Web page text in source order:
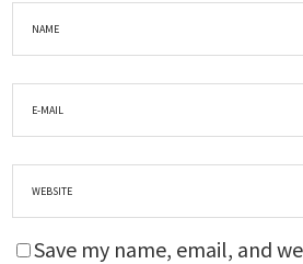
Save my name, email, and